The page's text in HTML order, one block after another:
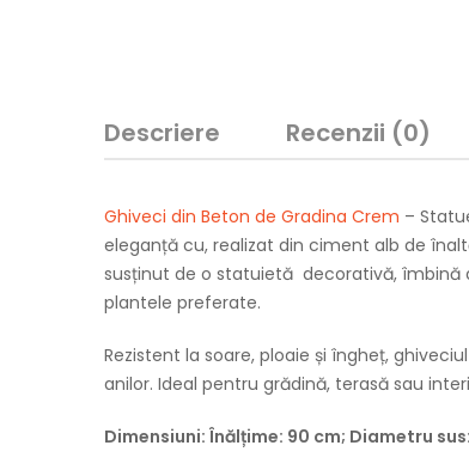
Descriere Recenzii (0)
Ghiveci din Beton de Gradina Crem –
eleganță cu, realizat din ciment alb de
susținut de o statuietă decorativă, îmbină
plantele preferate.
Rezistent la soare, ploaie și îngheț,
anilor. Ideal pentru grădină, terasă sau
Dimensiuni: Înălțime: 90 cm; Diametru